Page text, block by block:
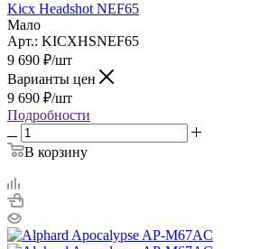
Kicx Headshot NEF65
Мало
Арт.: KICXHSNEF65
9 690 ₽/шт
Варианты цен
9 690 ₽/шт
Подробности
В корзину